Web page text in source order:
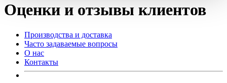
Оценки и отзывы клиентов
Производства и доставка
Часто задаваемые вопросы
О нас
Контакты